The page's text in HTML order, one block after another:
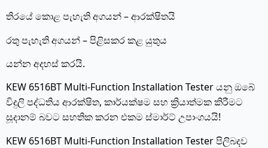
තිරයේ කොළ පැහැති අගයන් – ආරක්ෂිතයි
රතු පැහැති අගයන් – පිළිසකර කළ යුතුය
යන්න අදහස් කරයි.
KEW 6516BT Multi-Function Installation Tester යනු ඔබේ
විදුලි පද්ධතිය ආරක්ෂිත, කාර්යක්ෂම සහ ක්‍රියාත්මක කිරීමට
සූදානම් බවට සහතික කරන එකම ස්මාර්ට් උපාංගයයි!
KEW 6516BT Multi-Function Installation Tester පිලිබදව